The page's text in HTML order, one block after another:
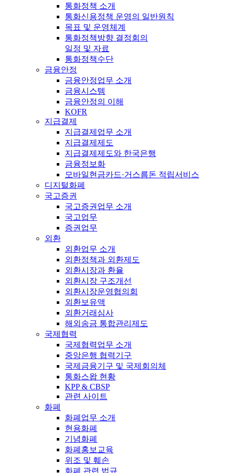
통화정책 소개
통화신용정책 운영의 일반원칙
목표 및 운영체계
통화정책방향 결정회의
일정 및 자료
통화정책수단
금융안정
금융안정업무 소개
금융시스템
금융안정의 이해
KOFR
지급결제
지급결제업무 소개
지급결제제도
지급결제제도와 한국은행
금융정보화
모바일현금카드·거스름돈 적립서비스
디지털화폐
국고증권
국고증권업무 소개
국고업무
증권업무
외환
외환업무 소개
외환정책과 외환제도
외환시장과 환율
외환시장 구조개선
외환시장운영협의회
외환보유액
외환거래심사
해외송금 통합관리제도
국제협력
국제협력업무 소개
중앙은행 협력기구
국제금융기구 및 국제회의체
통화스왑 현황
KPP & CBSP
관련 사이트
화폐
화폐업무 소개
현용화폐
기념화폐
화폐홍보교육
위조 및 훼손
화폐 관련 법규